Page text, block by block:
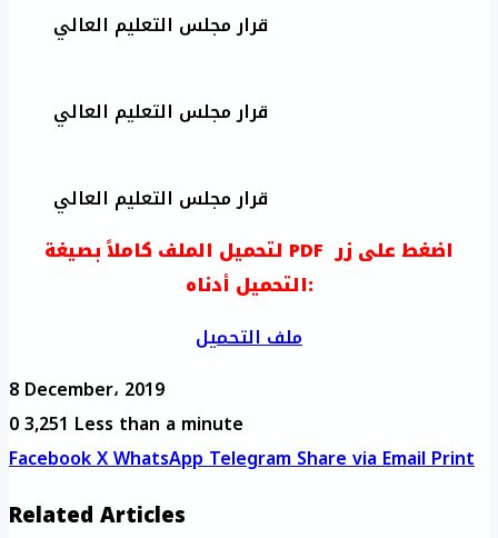
قرار مجلس التعليم العالي
قرار مجلس التعليم العالي
قرار مجلس التعليم العالي
لتحميل الملف كاملاً بصيغة PDF اضغط على زر
التحميل أدناه:
ملف التحميل
8 December، 2019
03,251 Less than a minute
FacebookXWhatsAppTelegramShare via EmailPrint
Related Articles